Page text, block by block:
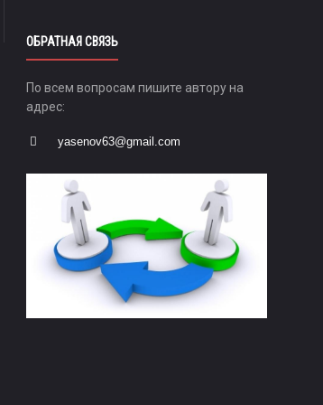
ОБРАТНАЯ СВЯЗЬ
По всем вопросам пишите автору на
адрес:
yasenov63@gmail.com